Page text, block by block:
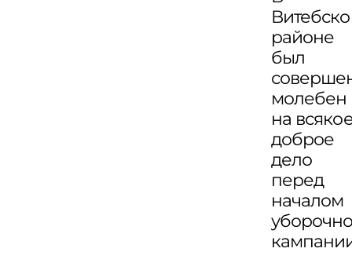
районе
был
молебен
на
доброе
дело
перед
началом